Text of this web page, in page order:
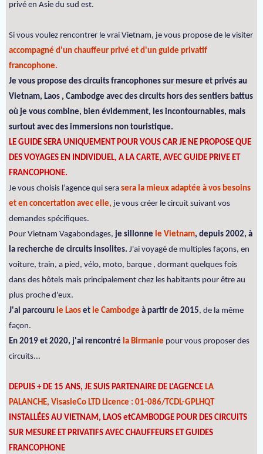
privé en Asie du sud est.
Si vous voulez rencontrer le vrai Vietnam, je vous propose de le visiter
accompagné d'un chauffeur privé et d'un guide privatif
francophone.
Je vous propose des circuits francophones sur mesure et privés au
Vietnam, Laos , Cambodge avec des circuits hors des sentiers battus
où je vous combine, bien évidemment, les incontournables, mais
surtout avec des immersions non touristique.
LE GUIDE SERA UNIQUEMENT POUR VOUS CAR JE NE PROPOSE QUE
DES VOYAGES EN INDIVIDUEL, A LA CARTE, AVEC GUIDE PRIVE ET
FRANCOPHONE.
Je vous choisis l’agence qui sera sera la mieux adaptée à vos besoins
et en concertation avec elle, je vous créer le circuit suivant vos
demandes spécifiques.
Pour Vietnam Vagabondages, je sillonne le Vietnam, depuis 2002, à
la recherche de circuits insolites. J'ai voyagé de multiples façons, en
voiture, train, a pied, vélo, moto, barque , dormant quelques fois
dans des hôtels mais principalement chez les habitants pour être au
plus proche d'eux.
J'ai parcouru le Laos et le Cambodge à partir de 2015, de la même
façon.
En 2019 et 2020, j'ai rencontré la Birmanie pour vous proposer des
circuits...
DEPUIS + DE 15 ANS, JE SUIS PARTENAIRE DE L'AGENCE LA
PALANCHE, VisasieCo LTD Licence : 01-086/TCDL-GPLHQT
INSTALLÉES AU VIETNAM, LAOS etCAMBODGE POUR DES CIRCUITS
SUR MESURE ET PRIVATIFS AVEC CHAUFFEURS ET GUIDES
FRANCOPHONE